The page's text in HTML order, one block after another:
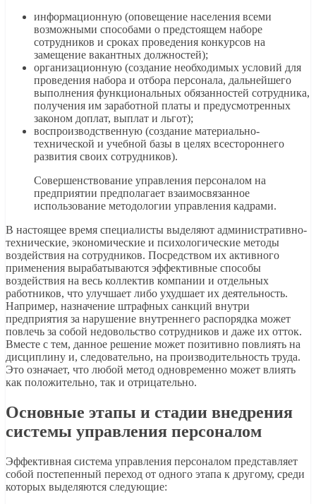
информационную (оповещение населения всеми
возможными способами о предстоящем наборе
сотрудников и сроках проведения конкурсов на
замещение вакантных должностей);
организационную (создание необходимых условий для
проведения набора и отбора персонала, дальнейшего
выполнения функциональных обязанностей сотрудника,
получения им заработной платы и предусмотренных
законом доплат, выплат и льгот);
воспроизводственную (создание материально-
технической и учебной базы в целях всестороннего
развития своих сотрудников).
Совершенствование управления персоналом на
предприятии предполагает взаимосвязанное
использование методологии управления кадрами.
В настоящее время специалисты выделяют административно-
технические, экономические и психологические методы
воздействия на сотрудников. Посредством их активного
применения вырабатываются эффективные способы
воздействия на весь коллектив компании и отдельных
работников, что улучшает либо ухудшает их деятельность.
Например, назначение штрафных санкций внутри
предприятия за нарушение внутреннего распорядка может
повлечь за собой недовольство сотрудников и даже их отток.
Вместе с тем, данное решение может позитивно повлиять на
дисциплину и, следовательно, на производительность труда.
Это означает, что любой метод одновременно может влиять
как положительно, так и отрицательно.
Основные этапы и стадии внедрения
системы управления персоналом
Эффективная система управления персоналом представляет
собой постепенный переход от одного этапа к другому, среди
которых выделяются следующие: